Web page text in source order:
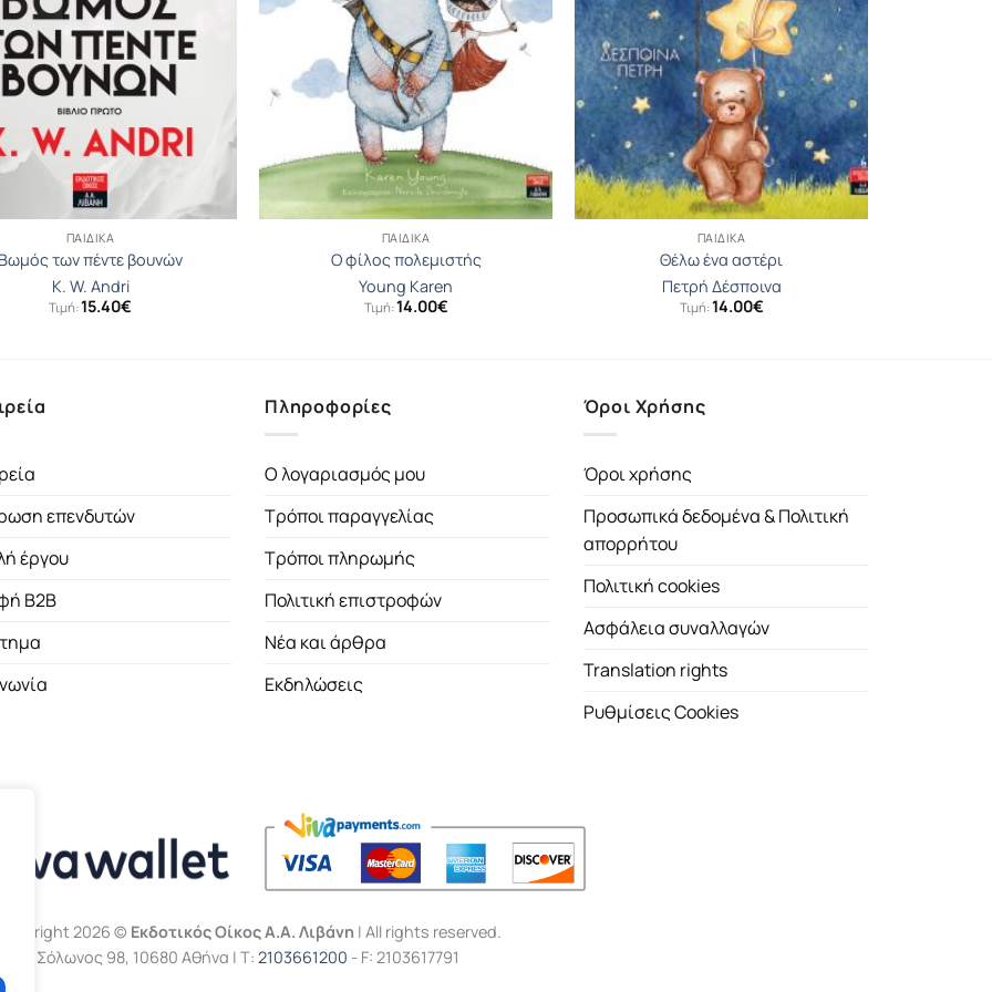
ΠΑΙΔΙΚΆ
Βωμός των πέντε βουνών
K. W. Andri
Τιμή:15.40€
ΠΑΙΔΙΚΆ
Ο φίλος πολεμιστής
Young Karen
Τιμή:14.00€
ΠΑΙΔΙΚΆ
Θέλω ένα αστέρι
Πετρή Δέσποινα
Τιμή:14.00€
επενδυτών
έργου
B2B
Πληροφορίες
Ο λογαριασμός μου
Τρόποι παραγγελίας
Τρόποι πληρωμής
Πολιτική επιστροφών
Νέα και άρθρα
Εκδηλώσεις
Όροι Χρήσης
Όροι χρήσης
Προσωπικά δεδομένα & Πολιτική
απορρήτου
Πολιτική cookies
Ασφάλεια συναλλαγών
Translation rights
Ρυθμίσεις Cookies
Copyright 2026 © Εκδοτικός Οίκος Α.Α. Λιβάνη | All rights reserved.
Σόλωνος 98, 10680 Αθήνα | Τ: 2103661200 - F: 2103617791